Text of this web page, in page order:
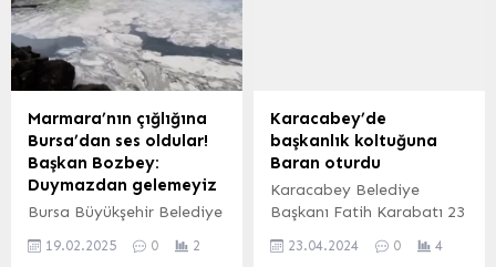
Kurul üyelerini bilgilendiren
Erkılınç, basın sektörünü
ilgilendiren güncel
konulara ilişkin görüşlerini
paylaştı. Yeni teşkilat
yapılanmamız iş
süreçlerimizi hızlandıracak
Basın İlan Kurumu’nun 28
olan şube sayısının 15’e
düşmesini...
yolcu taşımayı planladı.
İZMİR (İGFA) – Bu yaz
İzmir hattında 7 yeni rota
İzmir’den iç ve dış
hatlarda haftada
toplam...
Marmara’nın çığlığına
Bursa’dan ses oldular!
Başkan Bozbey:
Duymazdan gelemeyiz
Bursa Büyükşehir Belediye
Marmara Denizi’nin “Ben
19.02.2025 0 2
Karacabey’de
başkanlık koltuğuna
Baran oturdu
Karacabey Belediye
Başkanı Fatih Karabatı 23
Çocuk Bayramı
23.04.2024 0 4